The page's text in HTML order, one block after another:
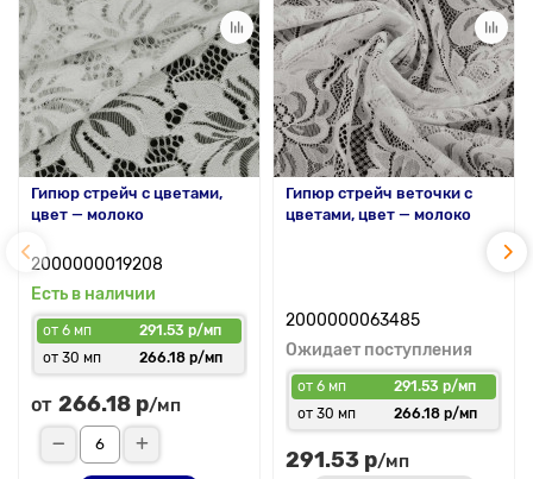
Гипюр стрейч с цветами,
цвет — молоко
2000000019208
Есть в наличии
от 6 мп
291.53 р/мп
от 30 мп
266.18 р/мп
от 266.18 р/мп
Гипюр стрейч веточки с
цветами, цвет — молоко
2000000063485
Ожидает поступления
от 6 мп
291.53 р/мп
от 30 мп
266.18 р/мп
291.53 р/мп